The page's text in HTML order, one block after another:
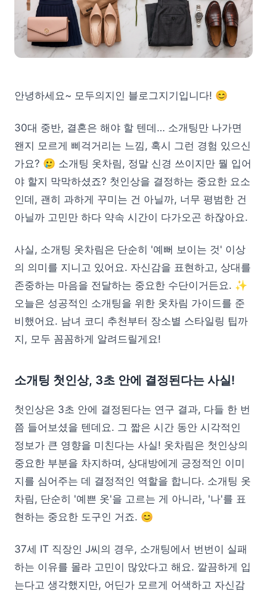
안녕하세요~ 모두의지인 블로그지기입니다! 😊
30대 중반, 결혼은 해야 할 텐데… 소개팅만 나가면
왠지 모르게 삐걱거리는 느낌, 혹시 그런 경험 있으신
가요? 🥲 소개팅 옷차림, 정말 신경 쓰이지만 뭘 입어
야 할지 막막하셨죠? 첫인상을 결정하는 중요한 요소
인데, 괜히 과하게 꾸미는 건 아닐까, 너무 평범한 건
아닐까 고민만 하다 약속 시간이 다가오곤 하잖아요.
사실, 소개팅 옷차림은 단순히 '예뻐 보이는 것' 이상
의 의미를 지니고 있어요. 자신감을 표현하고, 상대를
존중하는 마음을 전달하는 중요한 수단이거든요. ✨
오늘은 성공적인 소개팅을 위한 옷차림 가이드를 준
비했어요. 남녀 코디 추천부터 장소별 스타일링 팁까
지, 모두 꼼꼼하게 알려드릴게요!
소개팅 첫인상, 3초 안에 결정된다는 사실!
첫인상은 3초 안에 결정된다는 연구 결과, 다들 한 번
쯤 들어보셨을 텐데요. 그 짧은 시간 동안 시각적인
정보가 큰 영향을 미친다는 사실! 옷차림은 첫인상의
중요한 부분을 차지하며, 상대방에게 긍정적인 이미
지를 심어주는 데 결정적인 역할을 합니다. 소개팅 옷
차림, 단순히 '예쁜 옷'을 고르는 게 아니라, '나'를 표
현하는 중요한 도구인 거죠. 😊
37세 IT 직장인 J씨의 경우, 소개팅에서 번번이 실패
하는 이유를 몰라 고민이 많았다고 해요. 깔끔하게 입
는다고 생각했지만, 어딘가 모르게 어색하고 자신감